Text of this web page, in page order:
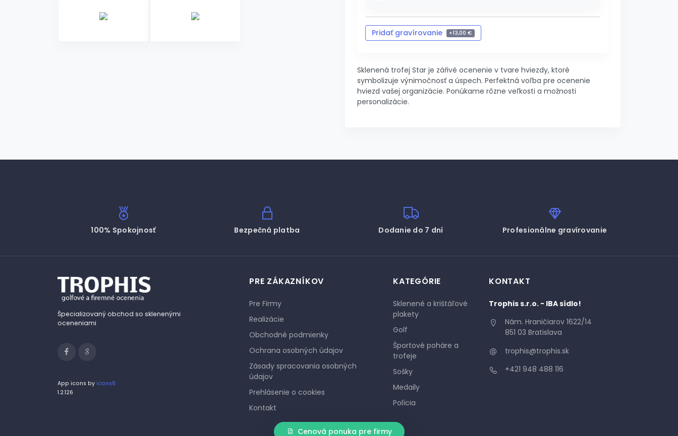
Pridať gravírovanie +13,00 €
Zrušiť gravírovanie
Sklenená trofej Star je zářivé ocenenie v tvare hviezdy, ktoré
symbolizuje výnimočnosť a úspech. Perfektná voľba pre ocenenie
hviezd vašej organizácie. Ponúkame rôzne veľkosti a možnosti
personalizácie.
100% Spokojnosť Bezpečná platba Dodanie do 7 dní Profesionálne gravírovanie
Špecializovaný obchod so sklenenými
oceneniami
App icons by icons8
1.2.126
PRE ZÁKAZNÍKOV
Pre Firmy
Realizácie
Obchodné podmienky
Ochrana osobných údajov
Zásady spracovania osobných
údajov
Prehlásenie o cookies
Kontakt
KATEGÓRIE
Sklenené a krištáľové
plakety
Golf
Športové poháre a
trofeje
Sošky
Medaily
Polícia
KONTAKT
Trophis s.r.o. - IBA sídlo!
Nám. Hraničiarov 1622/14
851 03 Bratislava
trophis@trophis.sk
+421 948 488 116
Cenová ponuka pre firmy